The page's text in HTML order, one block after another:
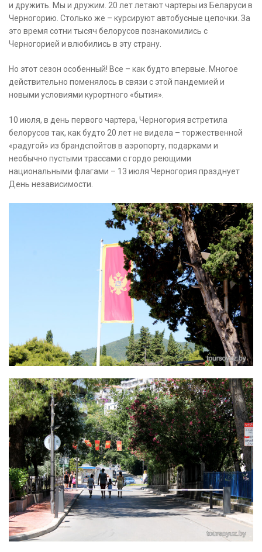
и дружить. Мы и дружим. 20 лет летают чартеры из Беларуси в
Черногорию. Столько же – курсируют автобусные цепочки. За
это время сотни тысяч белорусов познакомились с
Черногорией и влюбились в эту страну.
Но этот сезон особенный! Все – как будто впервые. Многое
действительно поменялось в связи с этой пандемией и
новыми условиями курортного «бытия».
10 июля, в день первого чартера, Черногория встретила
белорусов так, как будто 20 лет не видела – торжественной
«радугой» из брандспойтов в аэропорту, подарками и
необычно пустыми трассами с гордо реющими
национальными флагами – 13 июля Черногория празднует
День независимости.